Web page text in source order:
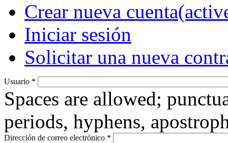
Crear nueva cuenta
Iniciar sesión
Solicitar una nueva
Usuario *
Spaces are allowed;
periods, hyphens,
Dirección de correo electrónico *